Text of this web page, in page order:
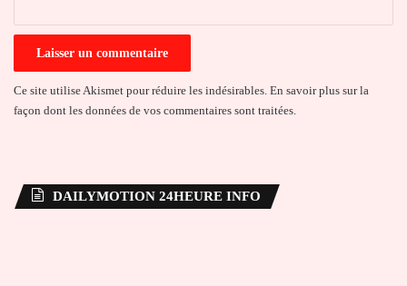
Ce site utilise Akismet pour réduire les indésirables. En savoir plus sur la
façon dont les données de vos commentaires sont traitées.
DAILYMOTION 24HEURE INFO